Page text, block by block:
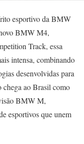
esportivo da BMW
BMW M4,
Track, essa
intensa, combinando
desenvolvidas para
chega ao Brasil como
BMW M,
esportivos que unem